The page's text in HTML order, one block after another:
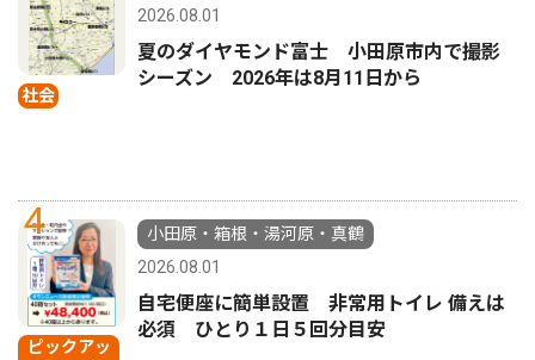
社会
2026.08.01
夏のダイヤモンド富士 小田原市内で撮影
シーズン 2026年は8月11日から
4
ピックアッ
小田原・箱根・湯河原・真鶴
2026.08.01
自宅便座に簡単設置 非常用トイレ 備えは
必須 ひとり１日５回分目安